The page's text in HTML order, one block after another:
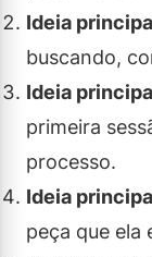
Ideia
buscando,
Ideia
primeira
processo.
Ideia
peça que ela